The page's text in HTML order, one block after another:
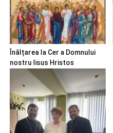
Înălțarea la Cer a Domnului
nostru Iisus Hristos